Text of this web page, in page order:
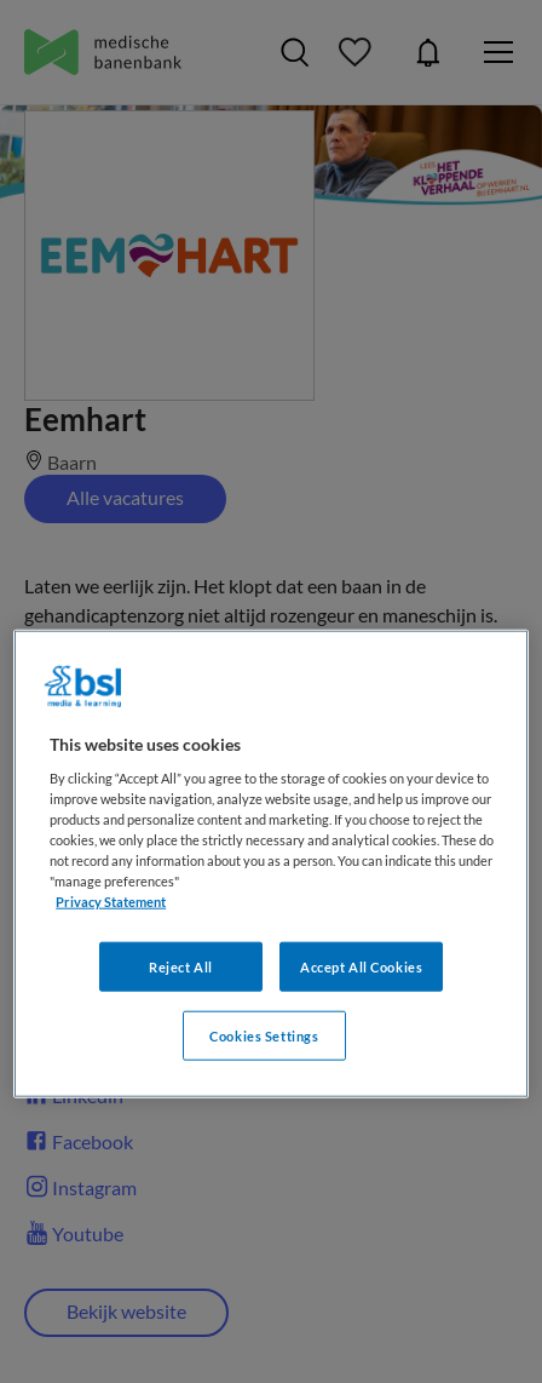
Eemhart
Baarn
Alle vacatures
Laten we eerlijk zijn. Het klopt dat een baan in de
gehandicaptenzorg niet altijd rozengeur en maneschijn is.
je emotioneel raken. Tegelijkertijd klopt het ook dat er maar
weinig banen zijn die dagelijks voor zoveel dankbaarheid en
Wil je weten hoe het écht is om bij Eemhart te werken?Lees
de kloppende verhalen van onze collega's op
www.werkenbijeemhart.nl!
Zandheuvelweg 4, 3744 MN Baarn
Linkedin
Facebook
Instagram
Youtube
Bekijk website
This website uses cookies
By clicking “Accept All” you agree to the storage of cookies on your device to
improve website navigation, analyze website usage, and help us improve our
products and personalize content and marketing. If you choose to reject the
cookies, we only place the strictly necessary and analytical cookies. These do
not record any information about you as a person. You can indicate this under
"manage preferences"
Privacy Statement
Reject All Accept All Cookies
Cookies Settings